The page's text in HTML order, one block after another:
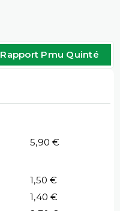
Rapport Pmu Quinté
5,90 €
1,50 €
1,40 €